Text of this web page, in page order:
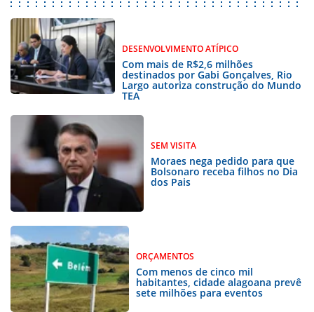
DESENVOLVIMENTO ATÍPICO
Com mais de R$2,6 milhões
destinados por Gabi Gonçalves, Rio
Largo autoriza construção do Mundo
TEA
SEM VISITA
Moraes nega pedido para que
Bolsonaro receba filhos no Dia
dos Pais
ORÇAMENTOS
Com menos de cinco mil
habitantes, cidade alagoana prevê
sete milhões para eventos